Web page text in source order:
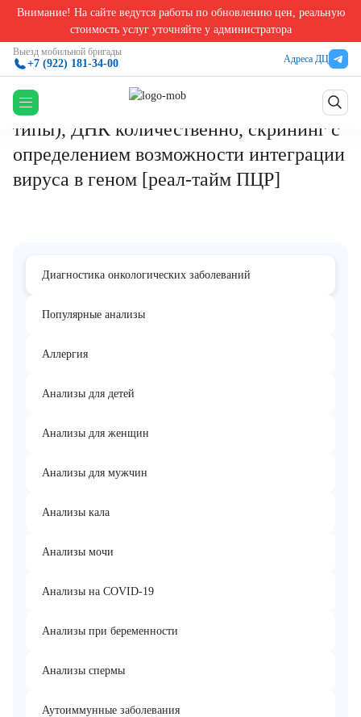
Внимание! На сайте ведутся работы по обновлению цен, реальную
стоимость услуг уточняйте у администратора
Выезд мобильной бригады
+7 (922) 181-34-00 Адреса ДЦ
Анализы на онкологические заболевания Human Papillomavirus высокого
Human Papillomavirus высокого
канцерогенного риска (16, 18, 31, 33,
35, 39, 45, 51, 52, 56, 58, 59, 66, 68
типы), ДНК количественно, скрининг с
определением возможности интеграции
вируса в геном [реал-тайм ПЦР]
Диагностика онкологических заболеваний
Популярные анализы
Аллергия
Анализы для детей
Анализы для женщин
Анализы для мужчин
Анализы кала
Анализы мочи
Анализы на COVID-19
Анализы при беременности
Анализы спермы
Аутоиммунные заболевания